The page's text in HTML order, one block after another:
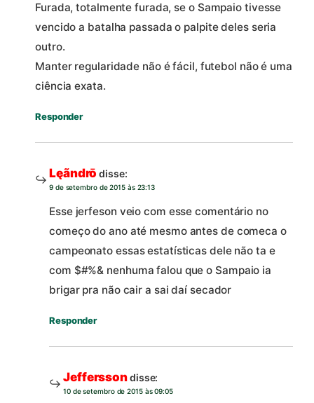
Furada, totalmente furada, se o Sampaio tivesse
vencido a batalha passada o palpite deles seria
outro.
Manter regularidade não é fácil, futebol não é uma
ciência exata.
Responder
Lęãndrō disse:
9 de setembro de 2015 às 23:13
Esse jerfeson veio com esse comentário no
começo do ano até mesmo antes de comeca o
campeonato essas estatísticas dele não ta e
com $#%& nenhuma falou que o Sampaio ia
brigar pra não cair a sai daí secador
Responder
Jefferssondisse:
10 de setembro de 2015 às 09:05